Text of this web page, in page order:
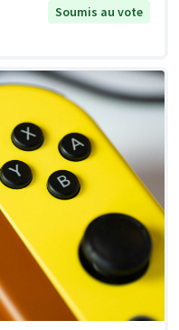
Soumis au vote